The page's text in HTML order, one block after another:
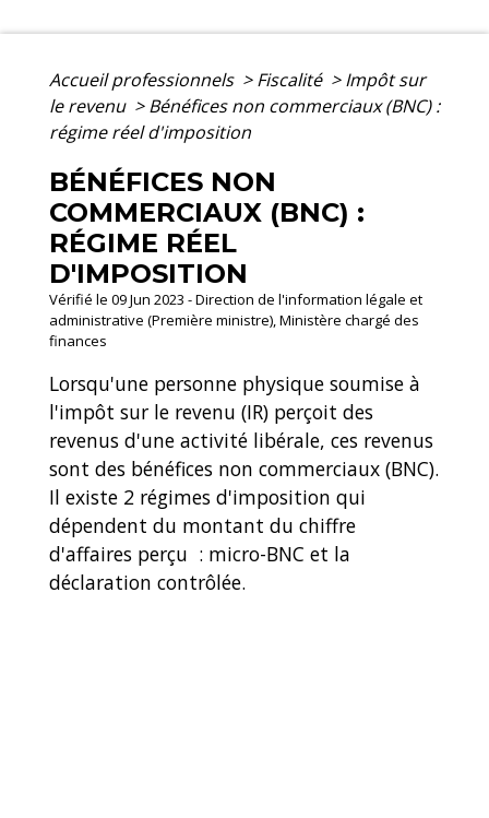
Accueil professionnels > Fiscalité > Impôt sur
le revenu > Bénéfices non commerciaux (BNC) :
régime réel d'imposition
BÉNÉFICES NON
COMMERCIAUX (BNC) :
RÉGIME RÉEL
D'IMPOSITION
Vérifié le 09 Jun 2023 - Direction de l'information légale et
administrative (Première ministre), Ministère chargé des
finances
Lorsqu'une personne physique soumise à
l'impôt sur le revenu (IR) perçoit des
revenus d'une activité libérale, ces revenus
sont des bénéfices non commerciaux (BNC).
Il existe 2 régimes d'imposition qui
dépendent du montant du chiffre
d'affaires perçu : micro-BNC et la
déclaration contrôlée.